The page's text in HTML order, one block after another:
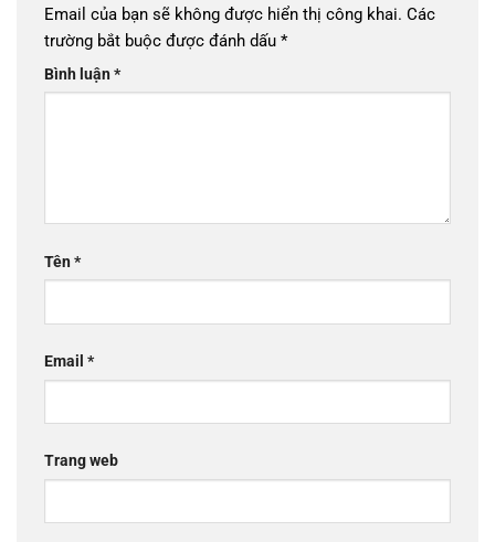
Email của bạn sẽ không được hiển thị công khai. Các
trường bắt buộc được đánh dấu *
Bình luận*
Tên*
Email *
Trang web